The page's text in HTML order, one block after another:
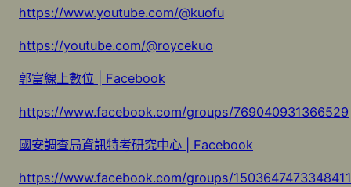
https://www.youtube.com/@kuofu
https://youtube.com/@roycekuo
郭富線上數位 | Facebook
https://www.facebook.com/groups/769040931366529
國安調查局資訊特考研究中心 | Facebook
https://www.facebook.com/groups/1503647473348411